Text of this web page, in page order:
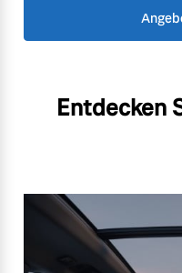
Entdecken